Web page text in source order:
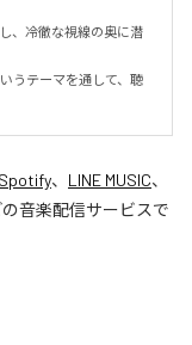
、冷徹な視線の奥に潜
うテーマを通して、聴
Spotify、 LINE MUSIC、
音楽配信サービスで